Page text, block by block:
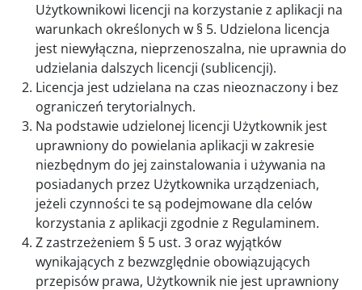
Użytkownikowi licencji na korzystanie z aplikacji na
warunkach określonych w § 5. Udzielona licencja
jest niewyłączna, nieprzenoszalna, nie uprawnia do
udzielania dalszych licencji (sublicencji).
Licencja jest udzielana na czas nieoznaczony i bez
ograniczeń terytorialnych.
Na podstawie udzielonej licencji Użytkownik jest
uprawniony do powielania aplikacji w zakresie
niezbędnym do jej zainstalowania i używania na
posiadanych przez Użytkownika urządzeniach,
jeżeli czynności te są podejmowane dla celów
korzystania z aplikacji zgodnie z Regulaminem.
Z zastrzeżeniem § 5 ust. 3 oraz wyjątków
wynikających z bezwzględnie obowiązujących
przepisów prawa, Użytkownik nie jest uprawniony